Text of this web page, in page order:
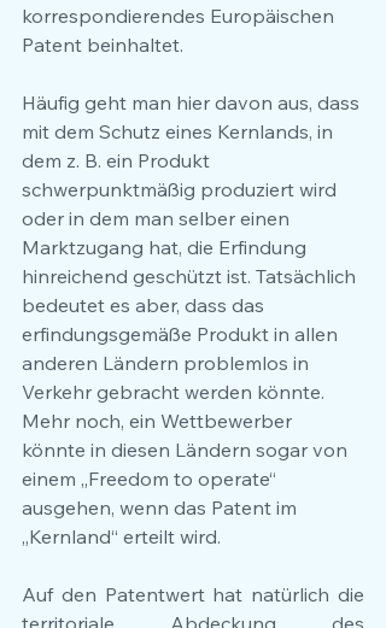
korrespondierendes Europäischen
Patent beinhaltet.
Häufig geht man hier davon aus, dass
mit dem Schutz eines Kernlands, in
dem z. B. ein Produkt
schwerpunktmäßig produziert wird
oder in dem man selber einen
Marktzugang hat, die Erfindung
hinreichend geschützt ist. Tatsächlich
bedeutet es aber, dass das
erfindungsgemäße Produkt in allen
anderen Ländern problemlos in
Verkehr gebracht werden könnte.
Mehr noch, ein Wettbewerber
könnte in diesen Ländern sogar von
einem „Freedom to operate“
ausgehen, wenn das Patent im
„Kernland“ erteilt wird.
Auf den Patentwert hat natürlich die